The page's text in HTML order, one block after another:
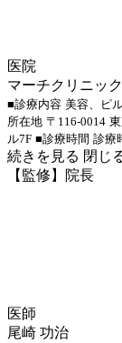
医院
マーチクリニック
■診療内容 美容、ピ
所在地 〒116-0014
ル7F ■診療時間 診療
続きを見る 閉じ
【監修】院長
医師
尾崎 功治